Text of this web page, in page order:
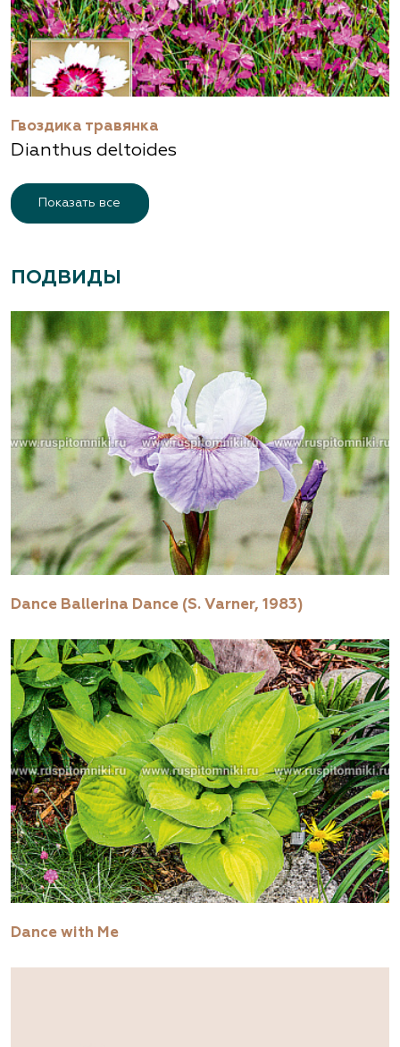
Гвоздика травянка
Dianthus deltoides
Показать все
ПОДВИДЫ
Dance Ballerina Dance (S. Varner, 1983)
Dance with Me